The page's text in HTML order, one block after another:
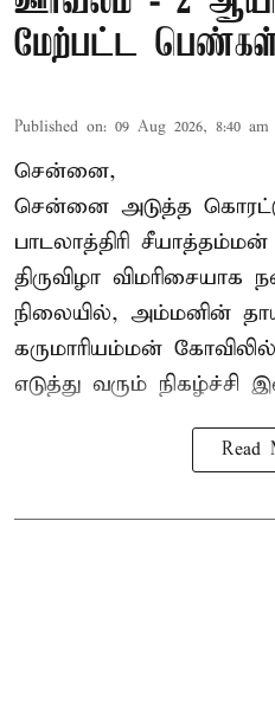
மேற்பட்ட பெண்கள்
Published on: 09 Aug 2026, 8:40 am
சென்னை,
சென்னை அடுத்த
பாடலாத்திரி
திருவிழா விமரிசையாக
நிலையில், அம்மனின்
கருமாரியம்மன்
எடுத்து வரும் நிகழ்ச்சி
Read